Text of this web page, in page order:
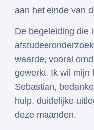
aan het einde van
De begeleiding die
waarde, vooral
gewerkt. Ik wil mijn
Sebastian,
hulp, duidelijke
deze maanden.